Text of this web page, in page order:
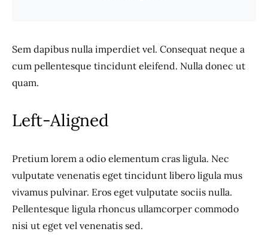
Sem dapibus nulla imperdiet vel. Consequat neque a
cum pellentesque tincidunt eleifend. Nulla donec ut
quam.
Left-Aligned
Pretium lorem a odio elementum cras ligula. Nec
vulputate venenatis eget tincidunt libero ligula mus
vivamus pulvinar. Eros eget vulputate sociis nulla.
Pellentesque ligula rhoncus ullamcorper commodo
nisi ut eget vel venenatis sed.